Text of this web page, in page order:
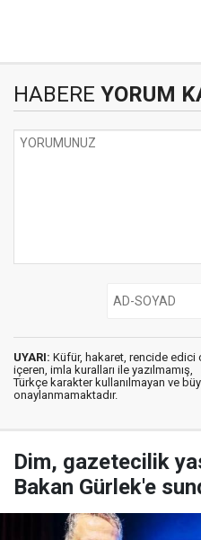
HABERE YORUM
UYARI: Küfür, hakaret, rencide edici
içeren, imla kuralları ile yazılmamış,
Türkçe karakter kullanılmayan ve
onaylanmamaktadır.
Dim, gazetecilik
Bakan Gürlek'e